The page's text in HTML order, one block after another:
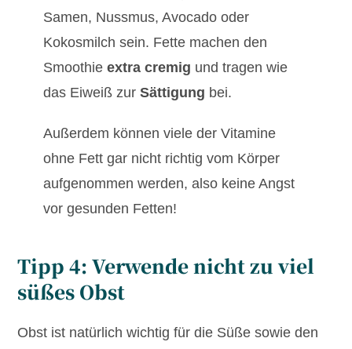
Samen, Nussmus, Avocado oder
Kokosmilch sein. Fette machen den
Smoothie extra cremig und tragen wie
das Eiweiß zur Sättigung bei.
Außerdem können viele der Vitamine
ohne Fett gar nicht richtig vom Körper
aufgenommen werden, also keine Angst
vor gesunden Fetten!
Tipp 4: Verwende nicht zu viel
süßes Obst
Obst ist natürlich wichtig für die Süße sowie den